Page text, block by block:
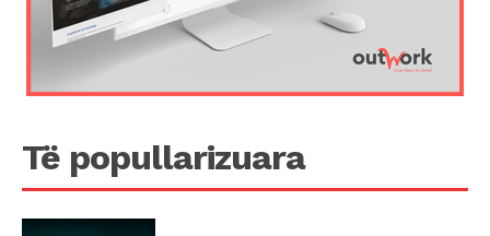
Të popullarizuara